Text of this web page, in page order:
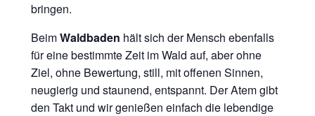
bringen.
BeimWaldbaden hält sich der Mensch ebenfalls
für eine bestimmte Zeit im Wald auf, aber ohne
Ziel, ohne Bewertung, still, mit offenen Sinnen,
neugierig und staunend, entspannt. Der Atem gibt
den Takt und wir genießen einfach die lebendige